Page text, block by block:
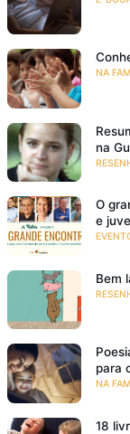
NA
na
O
e
Bem
para
NA
18